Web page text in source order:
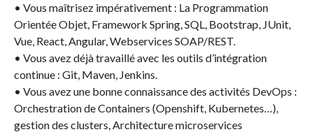
• Vous maîtrisez impérativement : La Programmation
Orientée Objet, Framework Spring, SQL, Bootstrap, JUnit,
Vue, React, Angular, Webservices SOAP/REST.
• Vous avez déjà travaillé avec les outils d’intégration
continue : Git, Maven, Jenkins.
• Vous avez une bonne connaissance des activités DevOps :
Orchestration de Containers (Openshift, Kubernetes…),
gestion des clusters, Architecture microservices